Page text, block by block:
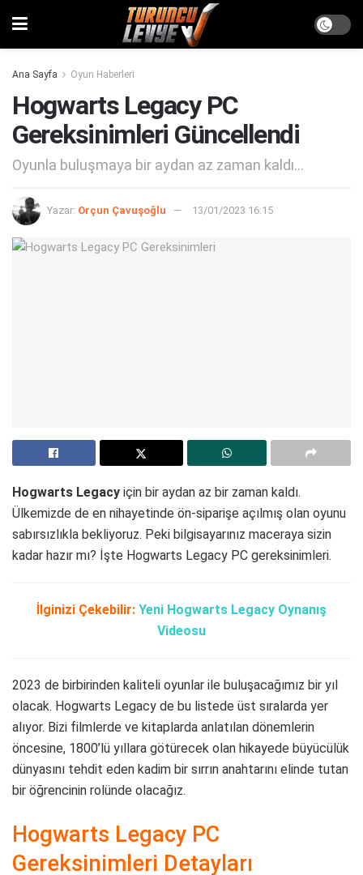
Ana Sayfa Oyun Haberleri
Hogwarts Legacy PC
Gereksinimleri Güncellendi
Oyunla buluşmaya bir aydan az zaman kaldı...
Yazar: Orçun Çavuşoğlu 13/01/2023 16:15
Hogwarts Legacy için bir aydan az bir zaman kaldı.
Ülkemizde de en nihayetinde ön-siparişe açılmış olan oyunu
sabırsızlıkla bekliyoruz. Peki bilgisayarınız maceraya sizin
kadar hazır mı? İşte Hogwarts Legacy PC gereksinimleri.
İlginizi Çekebilir: Yeni Hogwarts Legacy Oynanış
Videosu
2023 de birbirinden kaliteli oyunlar ile buluşacağımız bir yıl
olacak. Hogwarts Legacy de bu listede üst sıralarda yer
alıyor. Bizi filmlerde ve kitaplarda anlatılan dönemlerin
öncesine, 1800’lü yıllara götürecek olan hikayede büyücülük
dünyasını tehdit eden kadim bir sırrın anahtarını elinde tutan
bir öğrencinin rolünde olacağız.
Hogwarts Legacy PC
Gereksinimleri Detayları